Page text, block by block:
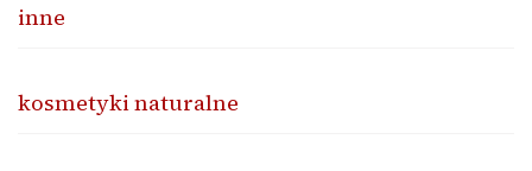
inne
kosmetyki naturalne